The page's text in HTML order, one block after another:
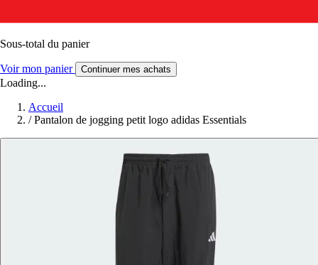
Sous-total du panier
Voir mon panier Continuer mes achats
Loading...
Accueil
/ Pantalon de jogging petit logo adidas Essentials